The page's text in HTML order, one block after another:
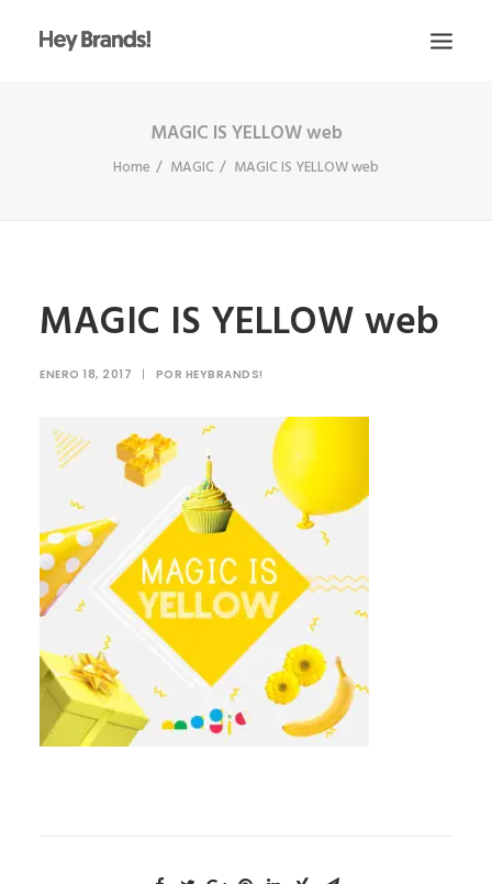
CONÓCENOS
ESCRÍBENOS
MAGIC IS YELLOW web
Home MAGIC MAGIC IS YELLOW web
MAGIC IS YELLOW web
ENERO 18, 2017 | POR HEYBRANDS!